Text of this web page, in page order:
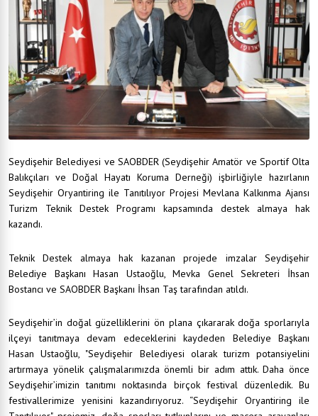
Seydişehir Belediyesi ve SAOBDER (Seydişehir Amatör ve Sportif Olta
Balıkçıları ve Doğal Hayatı Koruma Derneği) işbirliğiyle hazırlanın
Seydişehir Oryantiring ile Tanıtılıyor Projesi Mevlana Kalkınma Ajansı
Turizm Teknik Destek Programı kapsamında destek almaya hak
kazandı.
Teknik Destek almaya hak kazanan projede imzalar Seydişehir
Belediye Başkanı Hasan Ustaoğlu, Mevka Genel Sekreteri İhsan
Bostancı ve SAOBDER Başkanı İhsan Taş tarafından atıldı.
Seydişehir’in doğal güzelliklerini ön plana çıkararak doğa sporlarıyla
ilçeyi tanıtmaya devam edeceklerini kaydeden Belediye Başkanı
Hasan Ustaoğlu, "Seydişehir Belediyesi olarak turizm potansiyelini
artırmaya yönelik çalışmalarımızda önemli bir adım attık. Daha önce
Seydişehir’imizin tanıtımı noktasında birçok festival düzenledik. Bu
festivallerimize yenisini kazandırıyoruz. “Seydişehir Oryantiring ile